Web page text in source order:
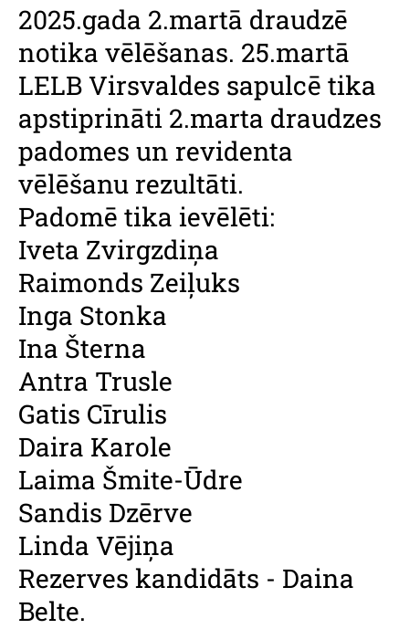
2025.gada 2.martā draudzē
notika vēlēšanas. 25.martā
LELB Virsvaldes sapulcē tika
apstiprināti 2.marta draudzes
padomes un revidenta
vēlēšanu rezultāti.
Padomē tika ievēlēti:
Iveta Zvirgzdiņa
Raimonds Zeiļuks
Inga Stonka
Ina Šterna
Antra Trusle
Gatis Cīrulis
Daira Karole
Laima Šmite-Ūdre
Sandis Dzērve
Linda Vējiņa
Rezerves kandidāts - Daina
Belte.